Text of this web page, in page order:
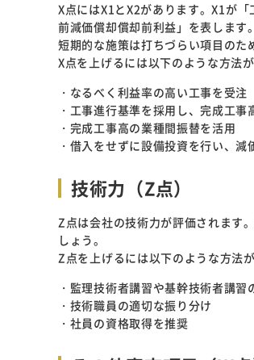
X点にはX1とX2があります。X1が
前減価償却償却前利益」を表します。
短期的な施策は打ちづらい項目のた
X点を上げるには以下のような方法が
・なるべく利益率の高い工事を受注
・工事進行基準を採用し、完成工事
・完成工事高の業種間振替を活用
・借入をせずに設備投資を行い、
技術力（Z点）
Z点は会社の技術力が評価されます
しょう。
Z点を上げるには以下のような方法が
・監理技術者講習や基幹技術者講習
・技術職員の適切な振り分け
・社員の資格取得を推奨